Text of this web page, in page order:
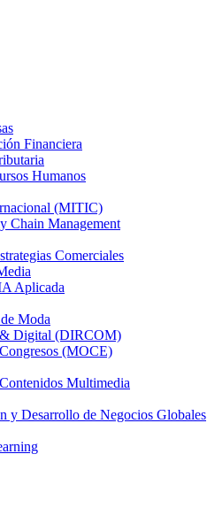
Financiera
Humanos
(MITIC)
Chain Management
Comerciales
Aplicada
Moda
& Digital (DIRCOM)
(MOCE)
Multimedia
y Desarrollo de Negocios Globales